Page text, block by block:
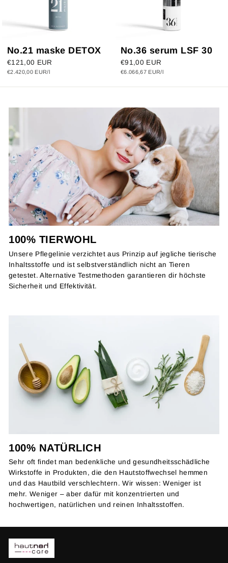
No.21 maske DETOX
€121,00 EUR
€2.420,00 EUR/l
No.36 serum LSF 30
€91,00 EUR
€6.066,67 EUR/l
100% TIERWOHL
Unsere Pflegelinie verzichtet aus Prinzip auf jegliche tierische
Inhaltsstoffe und ist selbstverständlich nicht an Tieren
getestet. Alternative Testmethoden garantieren dir höchste
Sicherheit und Effektivität.
100% NATÜRLICH
Sehr oft findet man bedenkliche und gesundheitsschädliche
Wirkstoffe in Produkten, die den Hautstoffwechsel hemmen
und das Hautbild verschlechtern. Wir wissen: Weniger ist
mehr. Weniger – aber dafür mit konzentrierten und
hochwertigen, natürlichen und reinen Inhaltsstoffen.